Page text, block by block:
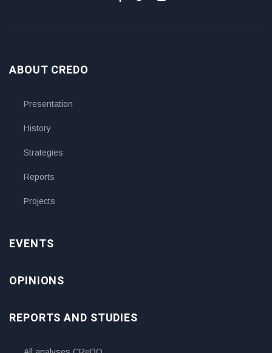
ABOUT CREDO
Presentation
History
Strategies
Reports
Projects
EVENTS
OPINIONS
REPORTS AND STUDIES